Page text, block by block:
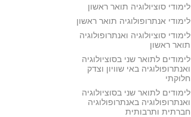
לימודי סוציולוגיה תואר ראשון
לימודי אנתרופולוגיה תואר ראשון
לימודי סוציולוגיה ואנתרופולוגיה
תואר ראשון
לימודים לתואר שני בסוציולוגיה
ואנתרופולוגיה באי שוויון וצדק
חלוקתי
לימודים לתואר שני בסוציולוגיה
ואנתרופולוגיה באנתרופולוגיה
חברתית ותרבותית